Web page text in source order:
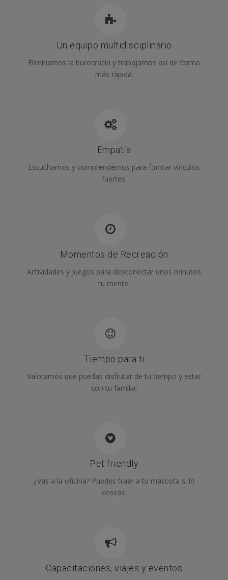
Un equipo multidisciplinario
Eliminamos la burocracia y trabajamos así de forma
más rápida.
Empatía
Escuchamos y comprendemos para formar vínculos
fuertes.
Momentos de Recreación
Actividades y juegos para desconectar unos minutos
tu mente.
Tiempo para ti
Valoramos que puedas disfrutar de tu tiempo y estar
con tu familia.
Pet friendly
¿Vas a la oficina? Puedes traer a tu mascota si lo
deseas.
Capacitaciones, viajes y eventos